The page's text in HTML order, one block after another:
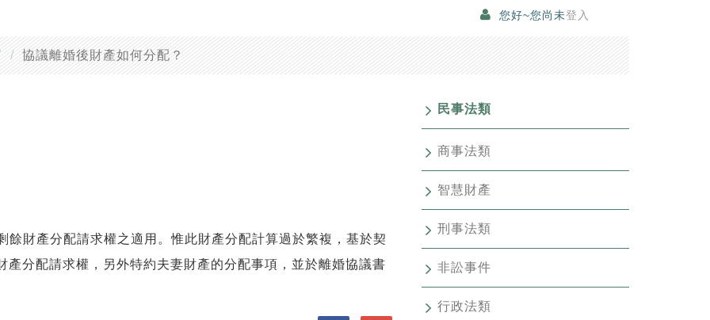
您好~您尚未登入
協議離婚後財產如何分配？
餘財產分配請求權之適用。惟此財產分配計算過於繁複，基於契
分配請求權，另外特約夫妻財產的分配事項，並於離婚協議書
民事法類
商事法類
智慧財產
刑事法類
非訟事件
行政法類